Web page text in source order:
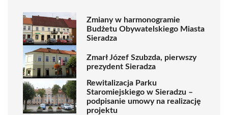
Zmiany w harmonogramie
Budżetu Obywatelskiego Miasta
Sieradza
Zmarł Józef Szubzda, pierwszy
prezydent Sieradza
Rewitalizacja Parku
Staromiejskiego w Sieradzu –
podpisanie umowy na realizację
projektu